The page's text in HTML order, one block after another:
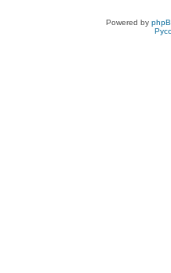
Powered by